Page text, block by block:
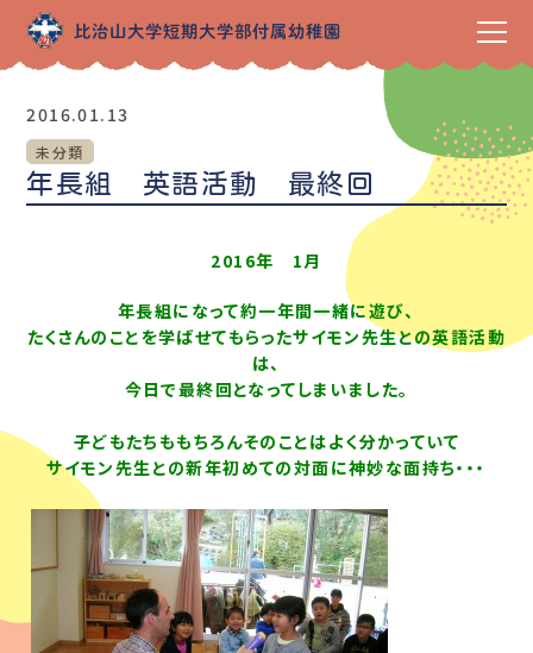
2016.01.13
未分類
年長組 英語活動 最終回
2016年 1月
年長組になって約一年間一緒に遊び、
たくさんのことを学ばせてもらったサイモン先生との英語活動
は、
今日で最終回となってしまいました。
子どもたちももちろんそのことはよく分かっていて
サイモン先生との新年初めての対面に神妙な面持ち・・・